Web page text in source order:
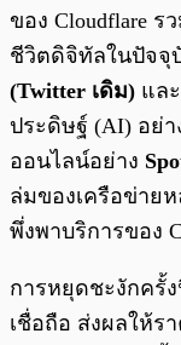
ของ Cloudflare
ชีวิตดิจิทัลในปัจจุ
(Twitter เดิม) และ
ประดิษฐ์ (AI) อย่า
ออนไลน์อย่าง
ล่มของเครือข่าย
พึ่งพาบริการของ
การหยุดชะงักครั้
เชื่อถือ ส่งผลให้ร